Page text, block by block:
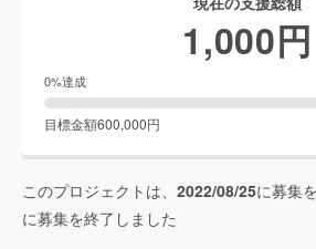
1,000円
0%達成
目標金額600,000円
このプロジェクトは、 2022/08/25に募集
に募集を終了しました